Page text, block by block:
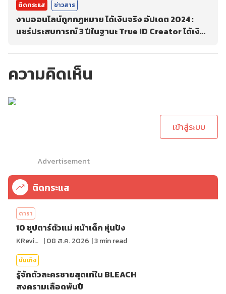
ติดกระแส ข่าวสาร
งานออนไลน์ถูกกฎหมาย ได้เงินจริง อัปเดต 2024 :
แชร์ประสบการณ์ 3 ปีในฐานะ True ID Creator ได้เงิน
ความคิดเห็น
เข้าสู่ระบบ
Advertisement
ติดกระแส
ดารา
10 ซุปตาร์ตัวแม่ หน้าเด็ก หุ่นปัง
KReview |08 ส.ค. 2026 |3min read
บันเทิง
รู้จักตัวละครชายสุดเท่ใน BLEACH
สงครามเลือดพันปี